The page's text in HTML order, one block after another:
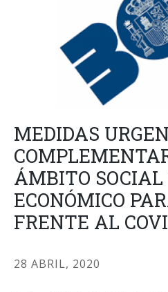
MEDIDAS
ÁMBITO SOCIAL
ECONÓMICO
FRENTE AL
28 ABRIL, 2020